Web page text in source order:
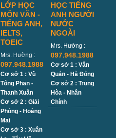
LỚP HỌC
MÔN VĂN -
TIẾNG ANH,
IELTS,
TOEIC
Mrs. Hường :
097.948.1988
Cơ sở 1 : Vũ
Tông Phan -
Thanh Xuân
Cơ sở 2 : Giải
Phóng - Hoàng
Mai
Cơ sở 3 : Xuân
HỌC TIẾNG
ANH NGƯỜI
NƯỚC
NGOÀI
Mrs. Hường :
097.948.1988
Cơ sở 1 : Văn
Quán - Hà Đông
Cơ sở 2 : Trung
Hòa - Nhân
Chính